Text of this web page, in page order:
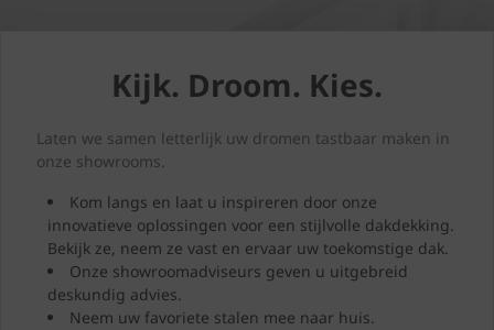
Kijk. Droom. Kies.
Laten we samen letterlijk uw dromen tastbaar maken in
onze showrooms.
Kom langs en laat u inspireren door onze
innovatieve oplossingen voor een stijlvolle dakdekking.
Bekijk ze, neem ze vast en ervaar uw toekomstige dak.
Onze showroomadviseurs geven u uitgebreid
deskundig advies.
Neem uw favoriete stalen mee naar huis.